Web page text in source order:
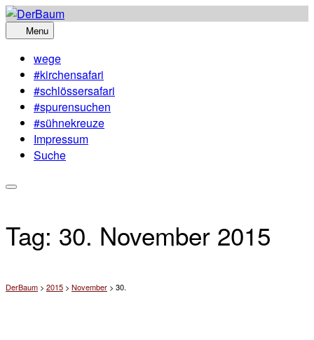
Skip
to
Menu
wege
#kirchensafari
#schlössersafari
#spurensuchen
#sühnekreuze
Impressum
Suche
Tag: 30. November 2015
DerBaum > 2015 > November > 30.